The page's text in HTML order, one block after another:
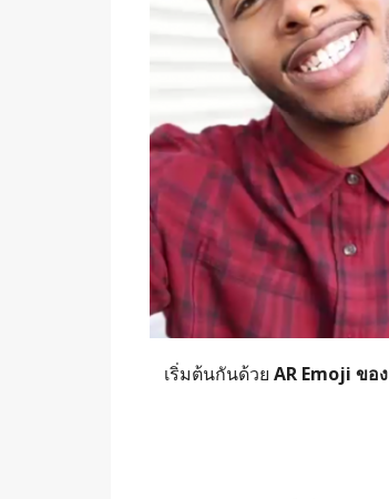
เริ่มต้นกันด้วยAR Emoji ของ